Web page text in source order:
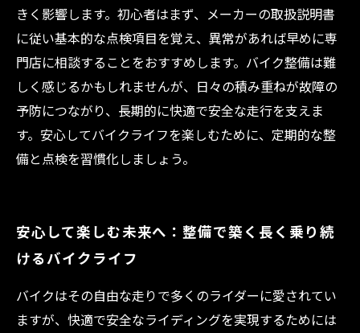
きく影響します。初心者はまず、メーカーの取扱説明書
に従い基本的な点検項目を覚え、異常があれば早めに専
門店に相談することをおすすめします。バイク整備は難
しく感じるかもしれませんが、日々の積み重ねが故障の
予防につながり、長期的に快適で安全な走行を支えま
す。安心してバイクライフを楽しむために、定期的な整
備と点検を習慣化しましょう。
安心して楽しむ未来へ：整備で築く長く乗り続
けるバイクライフ
バイクはその自由な走りで多くのライダーに愛されてい
ますが、快適で安全なライディングを実現するためには